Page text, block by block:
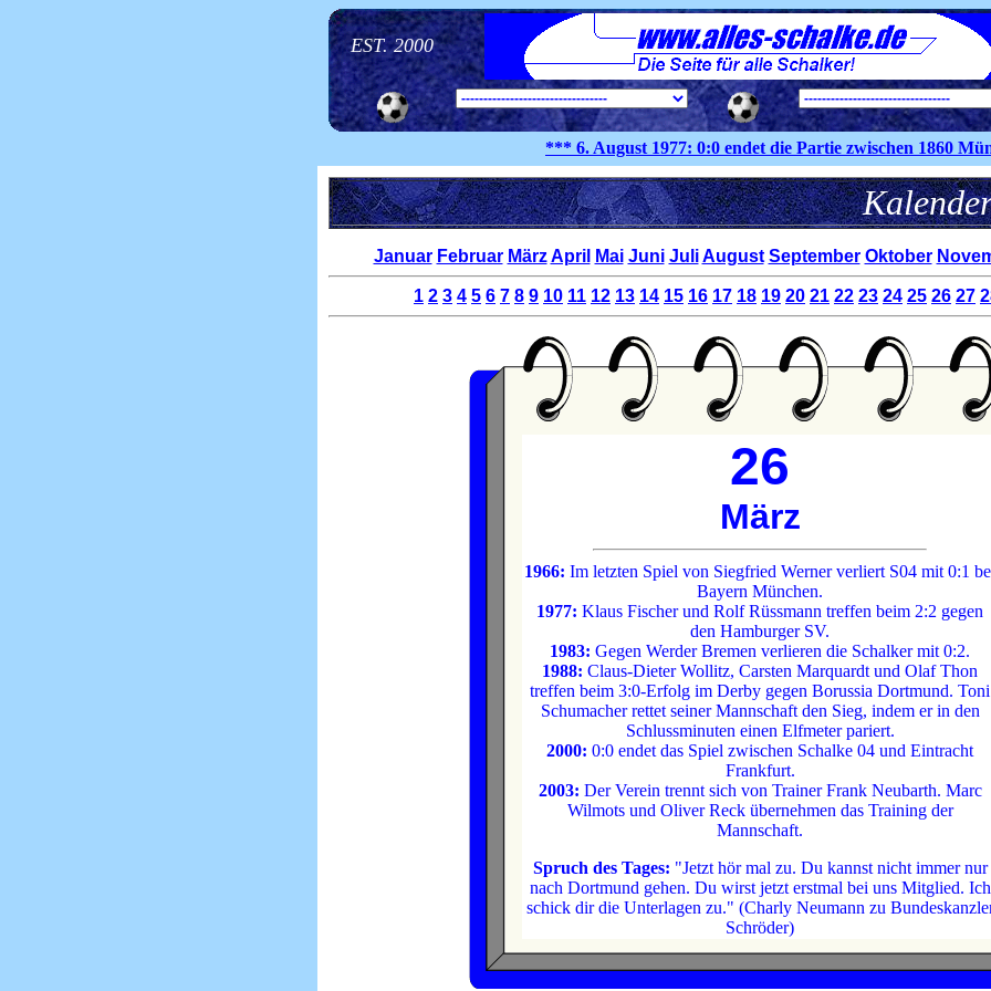
EST. 2000
*** 6. August1977:0:0 endet die Partie zwischen 1860
Januar Februar März April Mai Juni Juli August September Oktober
1 2 3 4 5 6 7 8 9 10 11 12 13 14 15 16 17 18 19 20 21 22 23 24 25 26 27
26
März
1966: Im letzten Spiel von Siegfried Werner verliert S04 mit 0:1
Bayern München.
1977: Klaus Fischer und Rolf Rüssmann treffen beim 2:2 gegen
den Hamburger SV.
1983: Gegen Werder Bremen verlieren die Schalker mit 0:2.
1988: Claus-Dieter Wollitz, Carsten Marquardt und Olaf Thon
treffen beim 3:0-Erfolg im Derby gegen Borussia Dortmund. Toni
Schumacher rettet seiner Mannschaft den Sieg, indem er in den
Schlussminuten einen Elfmeter pariert.
2000: 0:0 endet das Spiel zwischen Schalke 04 und Eintracht
Frankfurt.
2003: Der Verein trennt sich von Trainer Frank Neubarth. Marc
Wilmots und Oliver Reck übernehmen das Training der
Mannschaft.
Spruch des Tages: "Jetzt hör mal zu. Du kannst nicht immer nur
nach Dortmund gehen. Du wirst jetzt erstmal bei uns Mitglied. Ich
schick dir die Unterlagen zu." (Charly Neumann zu
Schröder)